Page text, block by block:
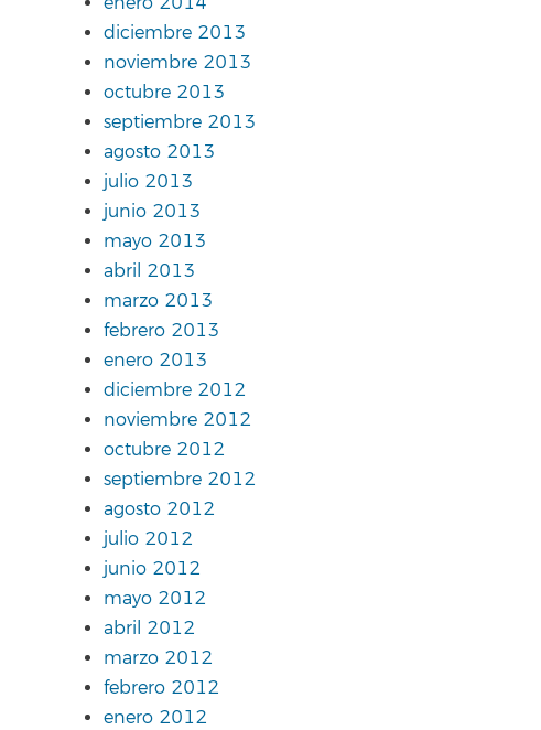
diciembre 2013
noviembre 2013
octubre 2013
septiembre 2013
agosto 2013
julio 2013
junio 2013
mayo 2013
abril 2013
marzo 2013
febrero 2013
enero 2013
diciembre 2012
noviembre 2012
octubre 2012
septiembre 2012
agosto 2012
julio 2012
junio 2012
mayo 2012
abril 2012
marzo 2012
febrero 2012
enero 2012